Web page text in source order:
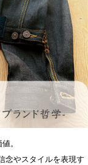
。
念やスタイルを表現す